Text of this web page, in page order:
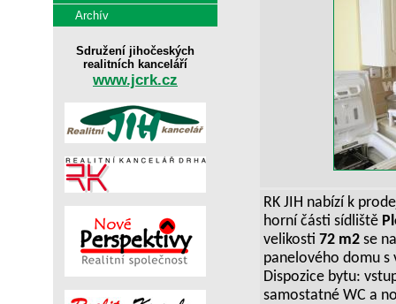
Archív
Sdružení jihočeských
realitních kanceláří
www.jcrk.cz
RK JIH nabízí k
horní části sídliště
velikosti 72 m2se
panelového domu s
Dispozice bytu:
samostatné WC a